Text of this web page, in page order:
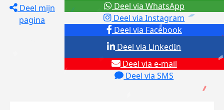
Deel mijn
pagina
Deel via Facebook
Deel via Instagram
Deel via e-mail
Deel via SMS
Deel via LinkedIn
Deel via WhatsApp